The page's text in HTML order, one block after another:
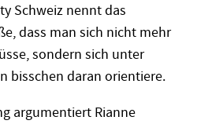
Schweiz nennt das
dass man sich nicht mehr
sondern sich unter
bisschen daran orientiere.
argumentiert Rianne